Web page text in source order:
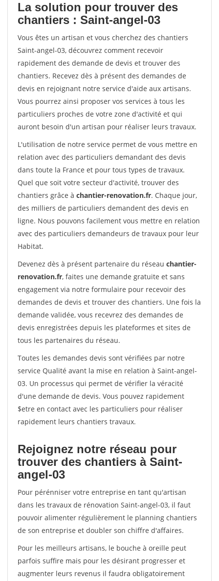
La solution pour trouver des
chantiers : Saint-angel-03
Vous êtes un artisan et vous cherchez des chantiers
Saint-angel-03, découvrez comment recevoir
rapidement des demande de devis et trouver des
chantiers. Recevez dès à présent des demandes de
devis en rejoignant notre service d'aide aux artisans.
Vous pourrez ainsi proposer vos services à tous les
particuliers proches de votre zone d'activité et qui
auront besoin d'un artisan pour réaliser leurs travaux.
L'utilisation de notre service permet de vous mettre en
relation avec des particuliers demandant des devis
dans toute la France et pour tous types de travaux.
Quel que soit votre secteur d'activité, trouver des
chantiers grâce à chantier-renovation.fr. Chaque jour,
des milliers de particuliers demandent des devis en
ligne. Nous pouvons facilement vous mettre en relation
avec des particuliers demandeurs de travaux pour leur
Habitat.
Devenez dès à présent partenaire du réseau chantier-
renovation.fr, faites une demande gratuite et sans
engagement via notre formulaire pour recevoir des
demandes de devis et trouver des chantiers. Une fois la
demande validée, vous recevrez des demandes de
devis enregistrées depuis les plateformes et sites de
tous les partenaires du réseau.
Toutes les demandes devis sont vérifiées par notre
service Qualité avant la mise en relation à Saint-angel-
03. Un processus qui permet de vérifier la véracité
d'une demande de devis. Vous pouvez rapidement
$etre en contact avec les particuliers pour réaliser
rapidement leurs chantiers travaux.
Rejoignez notre réseau pour
trouver des chantiers à Saint-
angel-03
Pour pérénniser votre entreprise en tant qu'artisan
dans les travaux de rénovation Saint-angel-03, il faut
pouvoir alimenter régulièrement le planning chantiers
de son entreprise et doubler son chiffre d'affaires.
Pour les meilleurs artisans, le bouche à oreille peut
parfois suffire mais pour les désirant progresser et
augmenter leurs revenus il faudra obligatoirement